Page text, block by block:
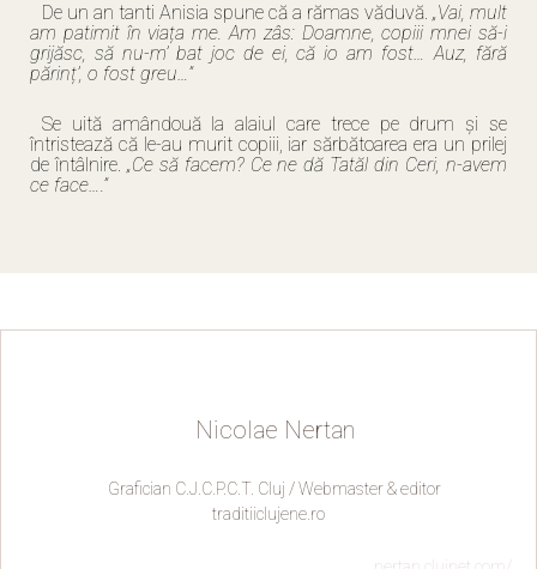
De un an tanti Anisia spune că a rămas văduvă. „Vai, mult
am patimit în viața me. Am zâs: Doamne, copiii mnei să-i
grijăsc, să nu-m’ bat joc de ei, că io am fost… Auz, fără
părinț’, o fost greu…”
Se uită amândouă la alaiul care trece pe drum și se
întristează că le-au murit copiii, iar sărbătoarea era un prilej
de întâlnire. „Ce să facem? Ce ne dă Tatăl din Ceri, n-avem
ce face….”
Nicolae Nertan
Grafician C.J.C.P.C.T. Cluj / Webmaster & editor
traditiiclujene.ro